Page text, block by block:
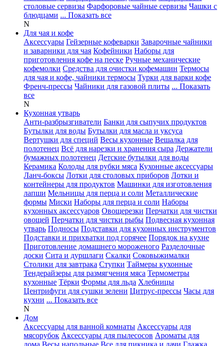
столовые сервизы Фарфоровые чайные сервизы Чашки с
блюдцами ... Показать все
N
Для чая и кофе
Аксессуары Гейзерные кофеварки Заварочные чайники
и заварники для чая Кофейники Наборы для
приготовления кофе на песке Ручные механические
кофемолки Средства для очистки кофемашин Термосы
для чая и кофе, чайники термосы Турки для варки кофе
Френч-прессы Чайники для газовой плиты ... Показать
все
N
Кухонная утварь
Анти-разбрызгиватели Банки для сыпучих продуктов
Бутылки для воды Бутылки для масла и уксуса
Вертушки для специй Весы кухонные Вешалка для
полотенец Всё для нарезки и хранения сыра Держатели
бумажных полотенец Детские бутылки для воды
Керамика Колоды для рубки мяса Кухонные аксессуары
Ланч-боксы Лотки для столовых приборов Лотки и
контейнеры для продуктов Машинки для изготовления
лапши Мельницы для перца и соли Металлические
формы Миски Наборы для перца и соли Наборы
кухонных аксессуаров Овощерезки Перчатки для чистки
овощей Перчатки для чистки рыбы Подвесная кухонная
утварь Подносы Подставки для кухонных инструментов
Подставки и прихватки под горячее Порядок на кухне
Приготовление домашнего мороженого Разделочные
доски Сита и дуршлаги Скалки Соковыжималки
Столики для завтрака Ступки Таймеры кухонные
Тендерайзеры для размягчения мяса Термометры
кухонные Тёрки Формы для льда Хлебницы
Центрифуги для сушки зелени Цитрус-прессы Часы для
кухни ... Показать все
N
Дом
Аксессуары для ванной комнаты Аксессуары для
мясорубок Аксессуары для пылесосов Ароматы для
дома Весы напольные Все для пикника и дачи Глажка